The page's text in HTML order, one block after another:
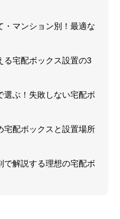
・マンション別！最適な
る宅配ボックス設置の3
選ぶ！失敗しない宅配ボ
宅配ボックスと設置場所
で解説する理想の宅配ボ